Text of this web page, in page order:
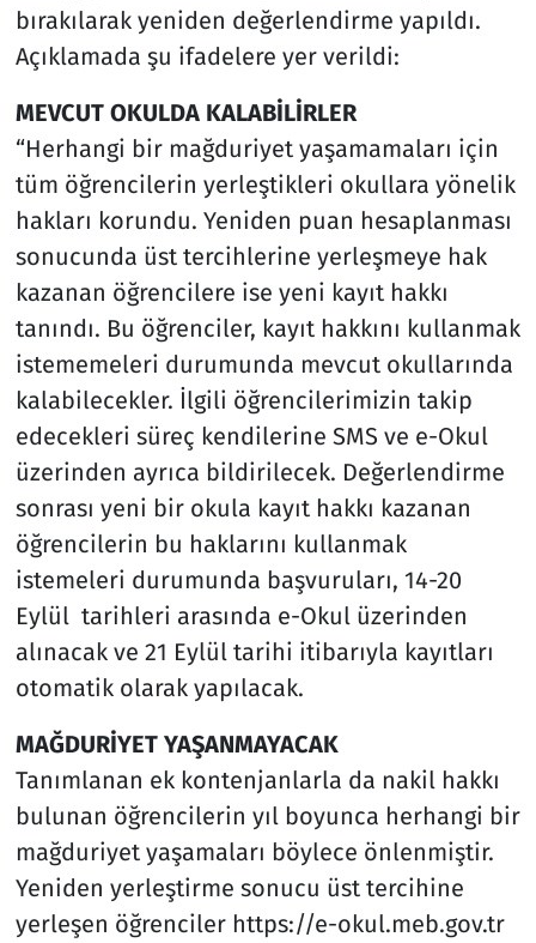
bırakılarak yeniden değerlendirme yapıldı.
Açıklamada şu ifadelere yer verildi:
MEVCUT OKULDA KALABİLİRLER
“Herhangi bir mağduriyet yaşamamaları için
tüm öğrencilerin yerleştikleri okullara yönelik
hakları korundu. Yeniden puan hesaplanması
sonucunda üst tercihlerine yerleşmeye hak
kazanan öğrencilere ise yeni kayıt hakkı
tanındı. Bu öğrenciler, kayıt hakkını kullanmak
istememeleri durumunda mevcut okullarında
kalabilecekler. İlgili öğrencilerimizin takip
edecekleri süreç kendilerine SMS ve e-Okul
üzerinden ayrıca bildirilecek. Değerlendirme
sonrası yeni bir okula kayıt hakkı kazanan
öğrencilerin bu haklarını kullanmak
istemeleri durumunda başvuruları, 14-20
Eylül tarihleri arasında e-Okul üzerinden
alınacak ve 21 Eylül tarihi itibarıyla kayıtları
otomatik olarak yapılacak.
MAĞDURİYET YAŞANMAYACAK
Tanımlanan ek kontenjanlarla da nakil hakkı
bulunan öğrencilerin yıl boyunca herhangi bir
mağduriyet yaşamaları böylece önlenmiştir.
Yeniden yerleştirme sonucu üst tercihine
yerleşen öğrenciler https://e-okul.meb.gov.tr